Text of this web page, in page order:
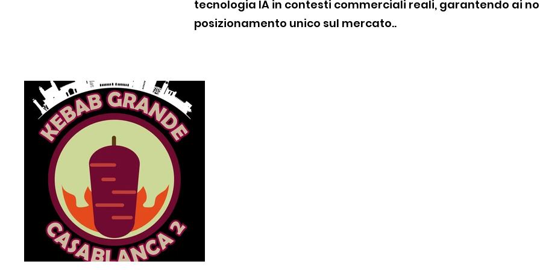
tecnologia IA in contesti commerciali reali, garantendo ai
posizionamento unico sul mercato..